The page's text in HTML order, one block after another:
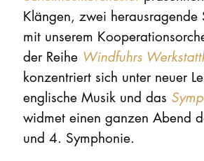
Klängen, zwei
mit unserem
der Reihe Windfuhrs
konzentriert sich unter neuer
englische Musik und das
widmet einen ganzen Abend
und 4. Symphonie.